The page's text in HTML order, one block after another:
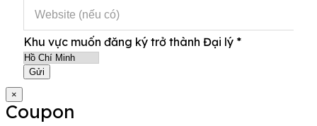
Khu vực muốn đăng ký trở thành Đại lý *
Gửi
×
Coupon